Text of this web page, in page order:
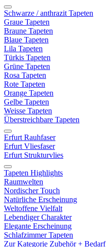
Schwarze / anthrazit Tapeten
Graue Tapeten
Braune Tapeten
Blaue Tapeten
Lila Tapeten
Türkis Tapeten
Grüne Tapeten
Rosa Tapeten
Rote Tapeten
Orange Tapeten
Gelbe Tapeten
Weisse Tapeten
Überstreichbare Tapeten
Erfurt Rauhfaser
Erfurt Vliesfaser
Erfurt Strukturvlies
Tapeten Highlights
Raumwelten
Nordischer Touch
Natürliche Erscheinung
Weltoffene Vielfalt
Lebendiger Charakter
Elegante Erscheinung
Schlafzimmer Tapeten
Zur Kategorie Zubehör + Bedarf